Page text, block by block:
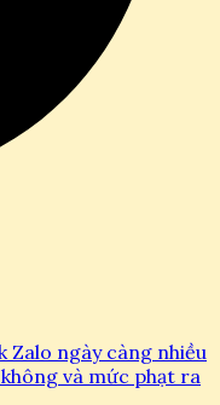
Zalo ngày càng nhiều
và mức phạt ra